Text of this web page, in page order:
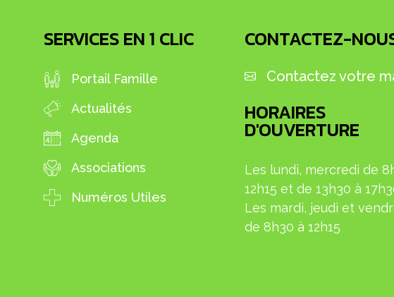
SERVICES EN 1 CLIC
Portail Famille
Actualités
Agenda
Associations
Numéros Utiles
CONTACTEZ-
Contactez votre
HORAIRES
D'OUVERTURE
Les lundi, mercredi de
12h15 et de 13h30 à
L es mardi, jeudi et
de 8h30 à 12h15